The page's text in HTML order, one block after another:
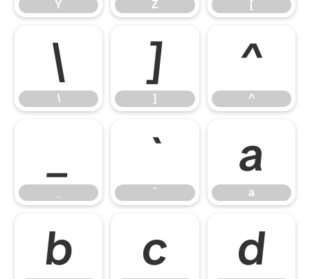
Y Z [
\
\
]
]
^
^
`
`
a
a
b c d